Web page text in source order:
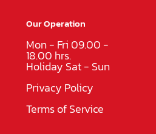
Our Operation
Mon - Fri 09.00 -
18.00 hrs.
Holiday Sat - Sun
Privacy Policy
Terms of Service